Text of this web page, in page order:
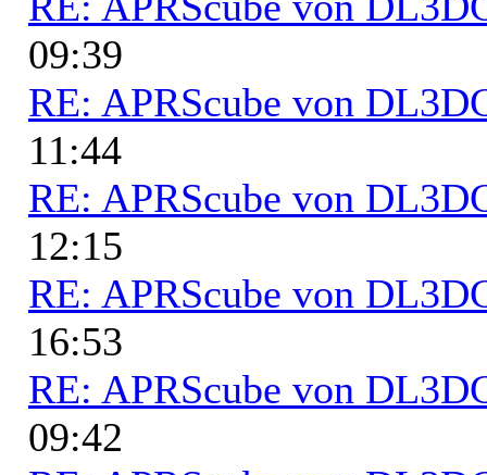
09:39
RE: APRScube von
11:44
RE: APRScube von
12:15
RE: APRScube von
16:53
RE: APRScube von
09:42